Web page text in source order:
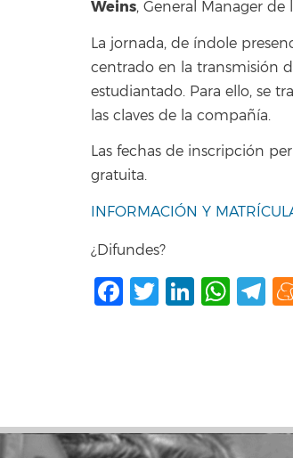
Weins, General Manager
La jornada, de índole
centrado en la transmisión
estudiantado. Para ello, se
las claves de la compañía.
Las fechas de inscripción
gratuita.
INFORMACIÓN Y
¿Difundes?
Facebook
Twitter